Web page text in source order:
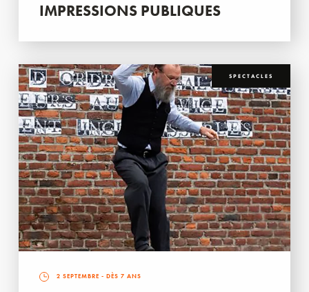
IMPRESSIONS PUBLIQUES
SPECTACLES
2 SEPTEMBRE - DÈS 7 ANS